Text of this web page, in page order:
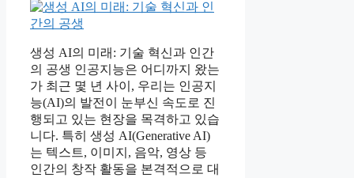
생성 AI의 미래: 기술 혁신과 인간
의 공생 인공지능은 어디까지 왔는
가 최근 몇 년 사이, 우리는 인공지
능(AI)의 발전이 눈부신 속도로 진
행되고 있는 현장을 목격하고 있습
니다. 특히 생성 AI(Generative AI)
는 텍스트, 이미지, 음악, 영상 등
인간의 창작 활동을 본격적으로 대